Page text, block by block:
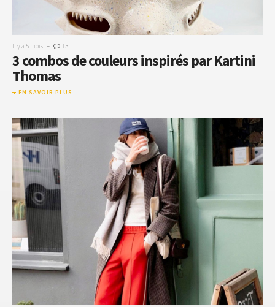
Il y a 5 mois - 13
3 combos de couleurs inspirés par Kartini
Thomas
EN SAVOIR PLUS